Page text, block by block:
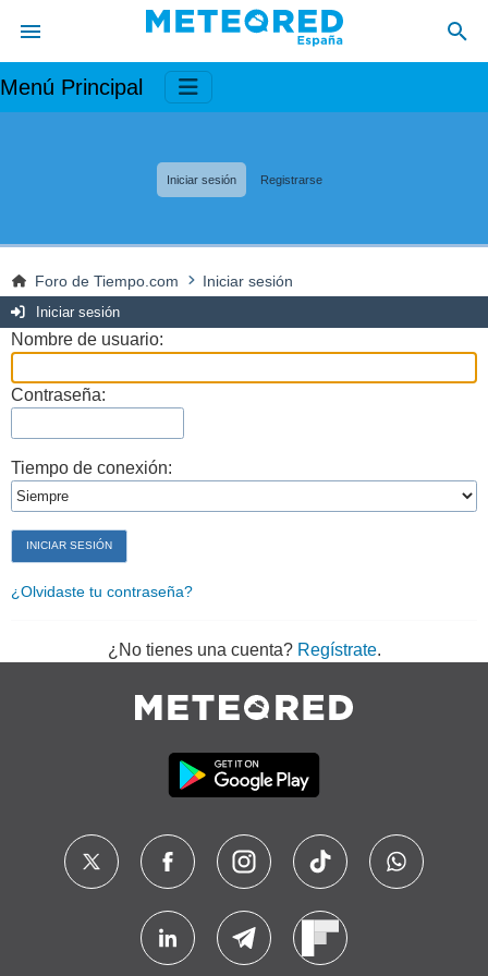
Menú Principal
Iniciar sesión Registrarse
Foro de Tiempo.com Iniciar sesión
Iniciar sesión
Nombre de usuario:
Contraseña:
Tiempo de conexión:
¿Olvidaste tu contraseña?
¿No tienes una cuenta? Regístrate.